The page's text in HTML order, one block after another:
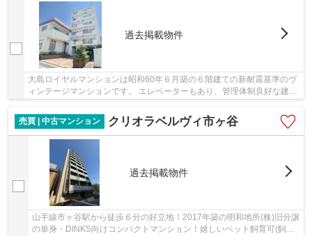
過去掲載物件
大島ロイヤルマンションは昭和60年６月築の６階建ての新耐震基準のヴ
ィンテージマンションです。 エレベーターもあり、管理体制良好な建物
売買 | 中古マンション
クリオラベルヴィ市ヶ谷
過去掲載物件
山手線市ヶ谷駅から徒歩６分の好立地！2017年築の明和地所(株)旧分譲
の単身・DINKS向けコンパクトマンション！嬉しいペット飼育可(飼育